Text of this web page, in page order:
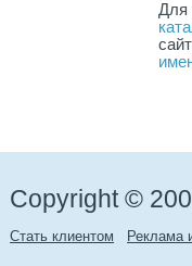
Для
Copyright ©
Стать клиентом Реклама